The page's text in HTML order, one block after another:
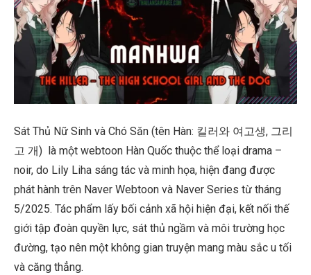
Sát Thủ Nữ Sinh và Chó Săn (tên Hàn: 킬러와 여고생, 그리
고 개) là một webtoon Hàn Quốc thuộc thể loại drama –
noir, do Lily Liha sáng tác và minh họa, hiện đang được
phát hành trên Naver Webtoon và Naver Series từ tháng
5/2025. Tác phẩm lấy bối cảnh xã hội hiện đại, kết nối thế
giới tập đoàn quyền lực, sát thủ ngầm và môi trường học
đường, tạo nên một không gian truyện mang màu sắc u tối
và căng thẳng.